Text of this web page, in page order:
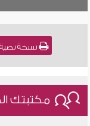
نسخة نصية
مكتبتك